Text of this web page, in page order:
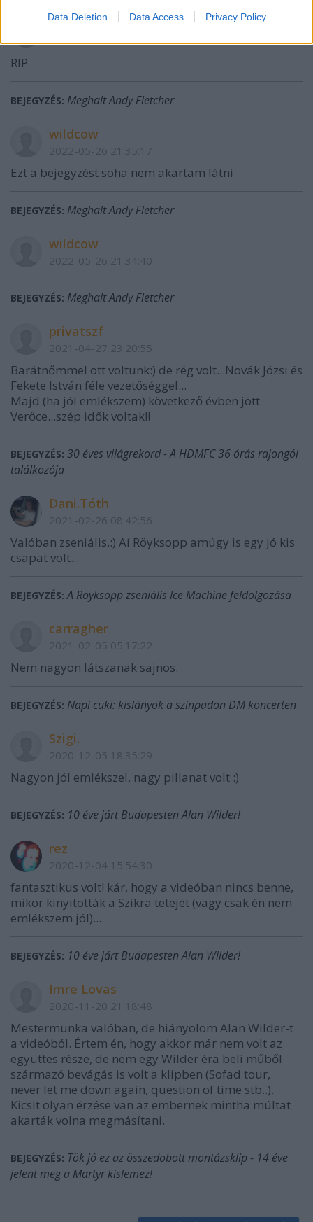
Data Deletion Data Access Privacy Policy
carragher
2022-05-27 16:03:17
RIP
BEJEGYZÉS: Meghalt Andy Fletcher
wildcow
2022-05-26 21:35:17
Ezt a bejegyzést soha nem akartam látni
BEJEGYZÉS: Meghalt Andy Fletcher
wildcow
2022-05-26 21:34:40
BEJEGYZÉS: Meghalt Andy Fletcher
privatszf
2021-04-27 23:20:55
Barátnőmmel ott voltunk:) de rég volt...Novák Józsi és
Fekete István féle vezetőséggel...
Majd (ha jól emlékszem) következő évben jött
Verőce...szép idők voltak!!
BEJEGYZÉS: 30 éves világrekord - A HDMFC 36 órás rajongói
találkozója
Dani.Tóth
2021-02-26 08:42:56
Valóban zseniális.:) Aí Röyksopp amúgy is egy jó kis
csapat volt...
BEJEGYZÉS:A Röyksopp zseniális Ice Machine feldolgozása
carragher
2021-02-05 05:17:22
Nem nagyon látszanak sajnos.
BEJEGYZÉS: Napi cuki: kislányok a színpadon DM koncerten
Szigi.
2020-12-05 18:35:29
Nagyon jól emlékszel, nagy pillanat volt :)
BEJEGYZÉS: 10 éve járt Budapesten Alan Wilder!
rez
2020-12-04 15:54:30
fantasztikus volt! kár, hogy a videóban nincs benne,
mikor kinyitották a Szikra tetejét (vagy csak én nem
emlékszem jól)...
BEJEGYZÉS: 10 éve járt Budapesten Alan Wilder!
Imre Lovas
2020-11-20 21:18:48
Mestermunka valóban, de hiányolom Alan Wilder-t
a videóból. Értem én, hogy akkor már nem volt az
együttes része, de nem egy Wilder éra beli műből
származó bevágás is volt a klipben (Sofad tour,
never let me down again, question of time stb..).
Kicsit olyan érzése van az embernek mintha múltat
akarták volna megmásítani.
BEJEGYZÉS: Tök jó ez az összedobott montázsklip - 14 éve
jelent meg a Martyr kislemez!